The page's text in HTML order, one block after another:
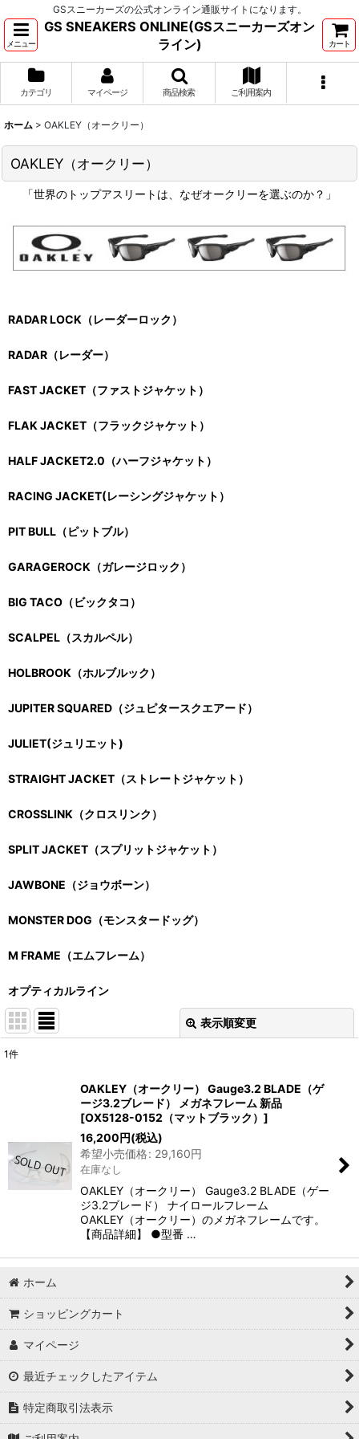
GSスニーカーズの公式オンライン通販サイトになります。
メニュー
GS SNEAKERS ONLINE(GSスニーカーズオン
ライン)
カート
カテゴリ マイページ 商品検索 ご利用案内
ホーム > OAKLEY（オークリー）
OAKLEY（オークリー）
「世界のトップアスリートは、なぜオークリーを選ぶのか？」
RADAR LOCK（レーダーロック）
RADAR（レーダー）
FAST JACKET（ファストジャケット）
FLAK JACKET（フラックジャケット）
HALF JACKET2.0（ハーフジャケット）
RACING JACKET(レーシングジャケット）
PIT BULL（ピットブル）
GARAGEROCK（ガレージロック）
BIG TACO（ビックタコ）
SCALPEL（スカルペル）
HOLBROOK（ホルブルック）
JUPITER SQUARED（ジュピタースクエアード）
JULIET(ジュリエット)
STRAIGHT JACKET（ストレートジャケット）
CROSSLINK（クロスリンク）
SPLIT JACKET（スプリットジャケット）
JAWBONE（ジョウボーン）
MONSTER DOG（モンスタードッグ）
M FRAME（エムフレーム）
オプティカルライン
表示順変更
並び順:
絞り込む
1件
OAKLEY（オークリー） Gauge3.2 BLADE（ゲ
ージ3.2ブレード） メガネフレーム 新品
[OX5128-0152（マットブラック） ]
16,200 円(税込)
希望小売価格: 29,160円
在庫なし
OAKLEY（オークリー） Gauge3.2 BLADE（ゲー
ジ3.2ブレード） ナイロールフレーム
OAKLEY（オークリー）のメガネフレームです。
【商品詳細】 ●型番 …
ホーム
ショッピングカート
マイページ
最近チェックしたアイテム
特定商取引法表示